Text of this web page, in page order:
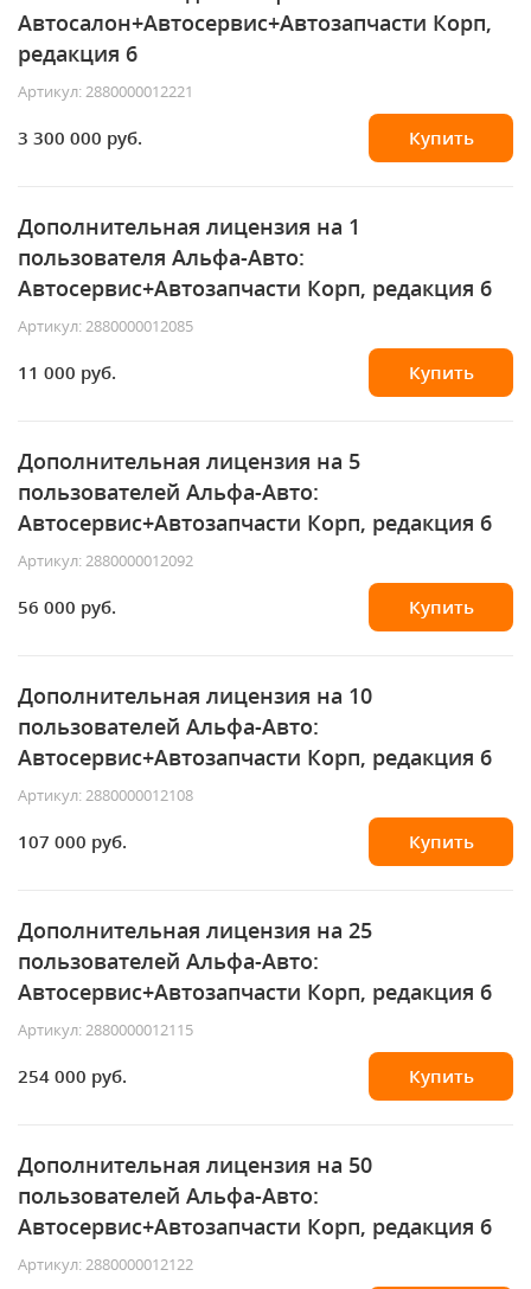
Автосалон+Автосервис+Автозапчасти Корп,
редакция 6
Артикул: 2880000012221
3 300 000 руб. Купить
Дополнительная лицензия на 1
пользователя Альфа-Авто:
Автосервис+Автозапчасти Корп, редакция 6
Артикул: 2880000012085
11 000 руб. Купить
Дополнительная лицензия на 5
пользователей Альфа-Авто:
Автосервис+Автозапчасти Корп, редакция 6
Артикул: 2880000012092
56 000 руб. Купить
Дополнительная лицензия на 10
пользователей Альфа-Авто:
Автосервис+Автозапчасти Корп, редакция 6
Артикул: 2880000012108
107 000 руб. Купить
Дополнительная лицензия на 25
пользователей Альфа-Авто:
Автосервис+Автозапчасти Корп, редакция 6
Артикул: 2880000012115
254 000 руб. Купить
Дополнительная лицензия на 50
пользователей Альфа-Авто:
Автосервис+Автозапчасти Корп, редакция 6
Артикул: 2880000012122